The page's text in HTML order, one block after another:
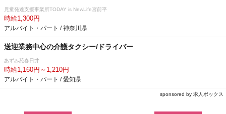
児童発達支援事業所TODAY is NewLife宮前平
時給1,300円
アルバイト・パート / 神奈川県
送迎業務中心の介護タクシー/ドライバー
あずみ苑春日井
時給1,160円～1,210円
アルバイト・パート / 愛知県
sponsored by 求人ボックス